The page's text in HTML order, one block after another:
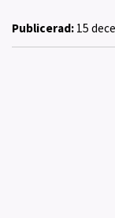
Publicerad: 15